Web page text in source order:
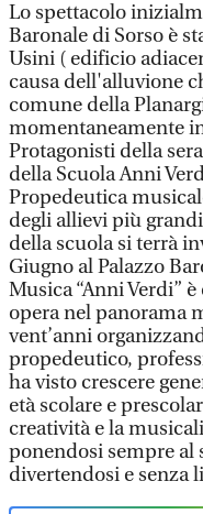
Lo spettacolo
Baronale di Sorso è
Usini ( edificio
causa dell'alluvione
comune della
momentaneamente
Protagonisti della
della Scuola Anni
Propedeutica
degli allievi più
della scuola si terrà
Giugno al Palazzo
Musica “Anni Verdi”
opera nel panorama
vent’anni
propedeutico,
ha visto crescere
età scolare e
creatività e la
ponendosi sempre
divertendosi e senza